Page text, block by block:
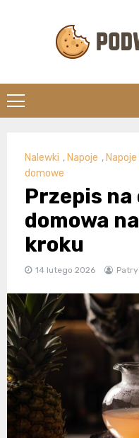
Nalewki , Napoje ,
domowe
Przepis na
domowa
kroku
14 lutego 2026